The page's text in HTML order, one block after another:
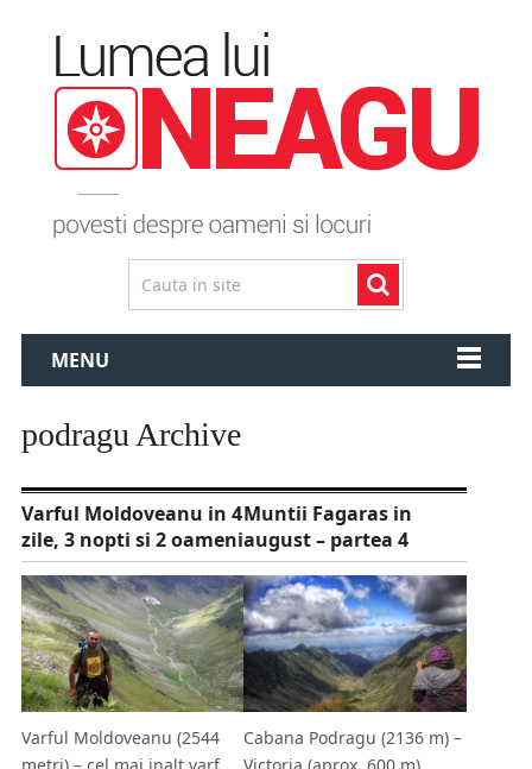
MENU
podragu Archive
Varful Moldoveanu in 4
zile, 3 nopti si 2 oameni
Varful Moldoveanu (2544
Muntii Fagaras in
august – partea 4
Cabana Podragu (2136 m) –